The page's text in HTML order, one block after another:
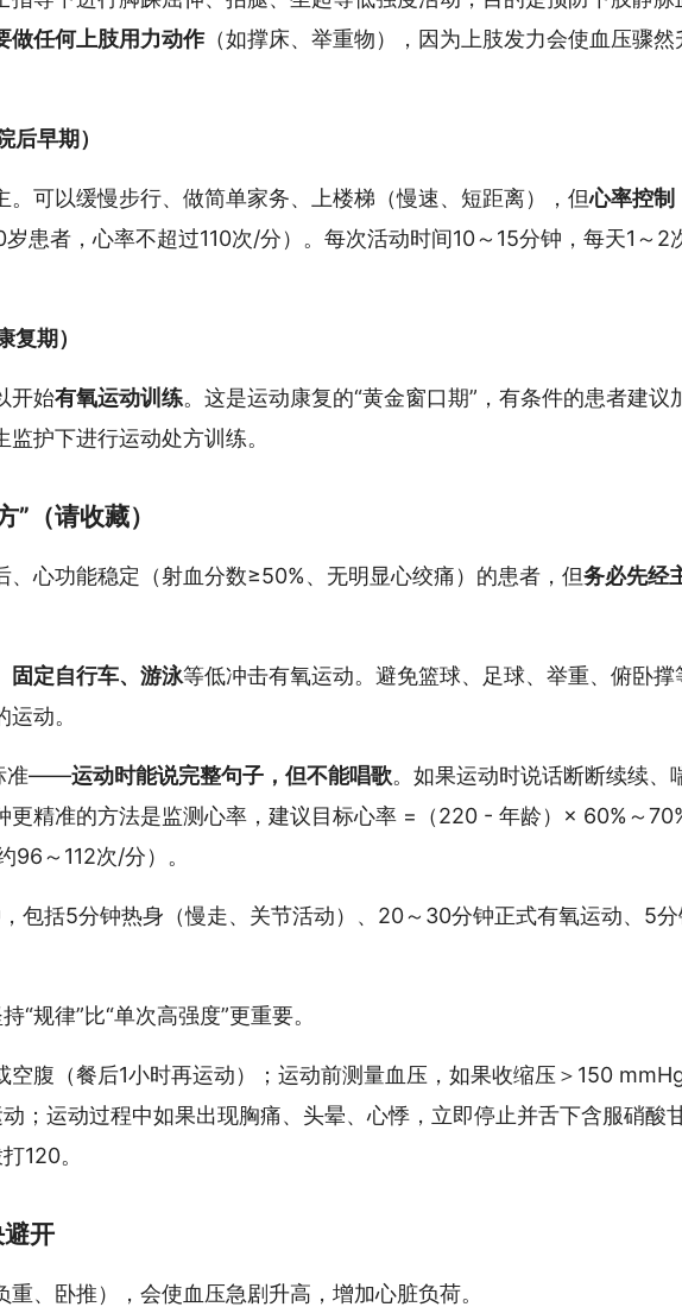
做任何上肢用力动作（如撑床、举重物），因为上肢发力会使血压骤然
后早期）
。可以缓慢步行、做简单家务、上楼梯（慢速、短距离），但心率控制
岁患者，心率不超过110次/分）。每次活动时间10～15分钟，每天1～2
复期）
开始有氧运动训练。这是运动康复的“黄金窗口期”，有条件的患者建议
护下进行运动处方训练。
”（请收藏）
、心功能稳定（射血分数≥50%、无明显心绞痛）的患者，但务必先经
固定自行车、游泳等低冲击有氧运动。避免篮球、足球、举重、俯卧撑
动。
准——运动时能说完整句子，但不能唱歌。如果运动时说话断断续续、
更精准的方法是监测心率，建议目标心率 =（220 - 年龄）× 60%～
96～112次/分）。
包括5分钟热身（慢走、关节活动）、20～30分钟正式有氧运动、5分
“规律”比“单次高强度”更重要。
空腹（餐后1小时再运动）；运动前测量血压，如果收缩压＞150
；运动过程中如果出现胸痛、头晕、心悸，立即停止并舌下含服硝酸
120。
开
重、卧推），会使血压急剧升高，增加心脏负荷。